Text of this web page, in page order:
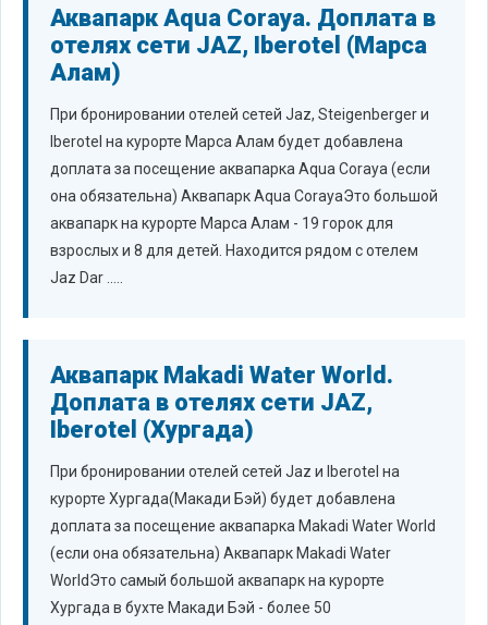
Аквапарк Aqua Coraya. Доплата в
отелях сети JAZ, Iberotel (Марса
Алам)
При бронировании отелей сетей Jaz, Steigenberger и
Iberotel на курорте Марса Алам будет добавлена
доплата за посещение аквапарка Aqua Coraya (если
она обязательна) Аквапарк Aqua CorayaЭто большой
аквапарк на курорте Марса Алам - 19 горок для
взрослых и 8 для детей. Находится рядом с отелем
Jaz Dar .....
Аквапарк Makadi Water World.
Доплата в отелях сети JAZ,
Iberotel (Хургада)
При бронировании отелей сетей Jaz и Iberotel на
курорте Хургада(Макади Бэй) будет добавлена
доплата за посещение аквапарка Makadi Water World
(если она обязательна) Аквапарк Makadi Water
WorldЭто самый большой аквапарк на курорте
Хургада в бухте Макади Бэй - более 50